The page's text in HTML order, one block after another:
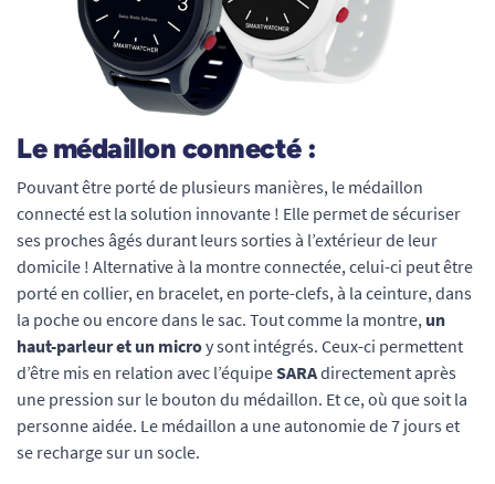
Le médaillon connecté :
Pouvant être porté de plusieurs manières, le médaillon
connecté est la solution innovante ! Elle permet de sécuriser
ses proches âgés durant leurs sorties à l’extérieur de leur
domicile ! Alternative à la montre connectée, celui-ci peut être
porté en collier, en bracelet, en porte-clefs, à la ceinture, dans
la poche ou encore dans le sac. Tout comme la montre, un
haut-parleur et un microy sont intégrés. Ceux-ci permettent
d’être mis en relation avec l’équipeSARAdirectement après
une pression sur le bouton du médaillon. Et ce, où que soit la
personne aidée. Le médaillon a une autonomie de 7 jours et
se recharge sur un socle.